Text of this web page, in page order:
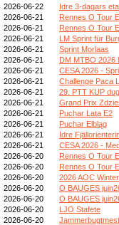
2026-06-22
Idre 3-dagars
2026-06-21
Rennes O Tour
2026-06-21
Rennes O Tour
2026-06-21
LM Sprint für
2026-06-21
Sprint Morlaas
2026-06-21
DM MTBO 2026
2026-06-21
CESA 2026 -
2026-06-21
Challenge Paca
2026-06-21
29. PTT KUP
2026-06-21
Grand Prix
2026-06-21
Puchar Lata E2
2026-06-21
Puchar Elbląg
2026-06-21
Idre
2026-06-21
CESA 2026 -
2026-06-20
Rennes O Tour
2026-06-20
Rennes O Tour
2026-06-20
2026 AOC
2026-06-20
O BAUGES
2026-06-20
O BAUGES
2026-06-20
LJO Stafete
2026-06-20